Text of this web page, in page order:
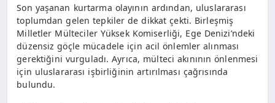
Son yaşanan kurtarma olayının ardından, uluslararası
toplumdan gelen tepkiler de dikkat çekti. Birleşmiş
Milletler Mülteciler Yüksek Komiserliği, Ege Denizi’ndeki
düzensiz göçle mücadele için acil önlemler alınması
gerektiğini vurguladı. Ayrıca, mülteci akınının önlenmesi
için uluslararası işbirliğinin artırılması çağrısında
bulundu.